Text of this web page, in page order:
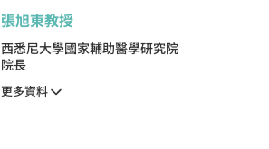
張旭東教授
西悉尼大學國家輔助醫學研究院
院長
更多資料